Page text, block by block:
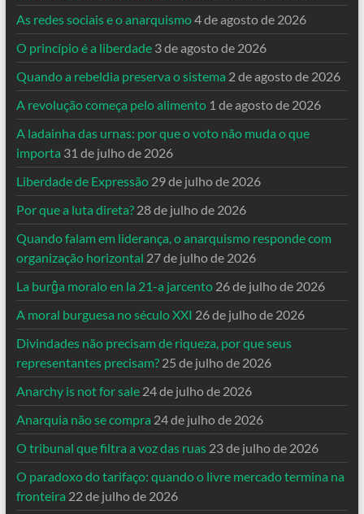
As redes sociais e o anarquismo4 de agosto de 2026
O princípio é a liberdade 3 de agosto de 2026
Quando a rebeldia preserva o sistema 2 de agosto de 2026
A revolução começa pelo alimento 1 de agosto de 2026
A ladainha das urnas: por que o voto não muda o que
importa 31 de julho de 2026
Liberdade de Expressão 29 de julho de 2026
Por que a luta direta? 28 de julho de 2026
Quando falam em liderança, o anarquismo responde com
organização horizontal 27 de julho de 2026
La burĝa moralo en la 21-a jarcento 26 de julho de 2026
A moral burguesa no século XXI 26 de julho de 2026
Divindades não precisam de riqueza, por que seus
representantes precisam? 25 de julho de 2026
Anarchy is not for sale 24 de julho de 2026
Anarquia não se compra 24 de julho de 2026
O tribunal que filtra a voz das ruas 23 de julho de 2026
O paradoxo do tarifaço: quando o livre mercado termina na
fronteira 22 de julho de 2026